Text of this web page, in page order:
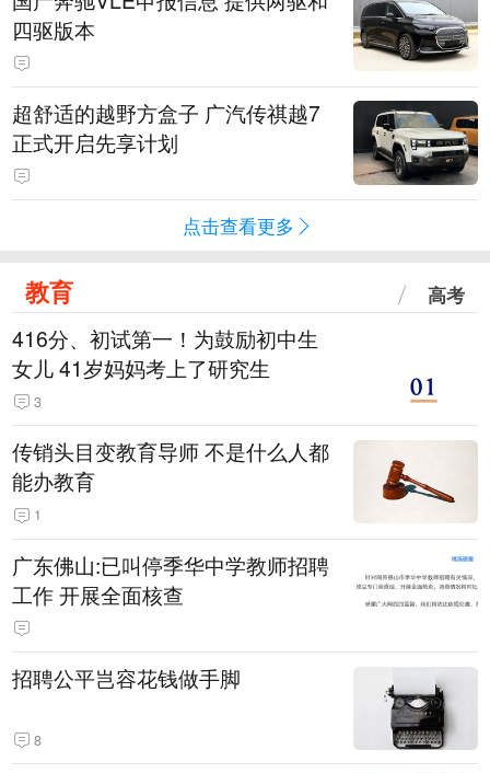
四驱版本
超舒适的越野方盒子 广汽传祺越7
正式开启先享计划
点击查看更多
教育 高考
416分、初试第一！为鼓励初中生
女儿 41岁妈妈考上了研究生
3
传销头目变教育导师 不是什么人都
能办教育
1
广东佛山:已叫停季华中学教师招聘
工作 开展全面核查
招聘公平岂容花钱做手脚
8